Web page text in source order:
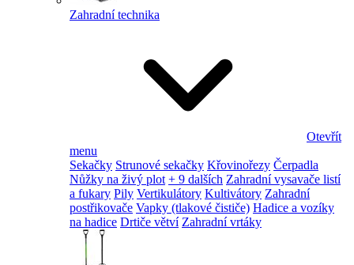
Zahradní technika
Otevřít
menu
Sekačky Strunové sekačky Křovinořezy Čerpadla
Nůžky na živý plot + 9 dalších Zahradní vysavače listí
a fukary Pily Vertikulátory Kultivátory Zahradní
postřikovače Vapky (tlakové čističe) Hadice a vozíky
na hadice Drtiče větví Zahradní vrtáky